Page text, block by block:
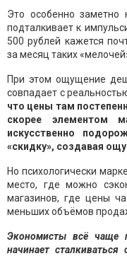
Это особенно заметно
подталкивает к
500 рублей кажется
за месяц таких
При этом ощущение
совпадает с
что цены там
скорее элементом
искусственно
«скидку», создавая
Но психологически
место, где можно
магазинов, где цены
меньших объёмов
Экономисты всё чаще
начинает